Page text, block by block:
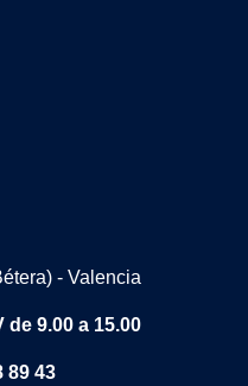
- Valencia
de 9.00 a 15.00
89 43